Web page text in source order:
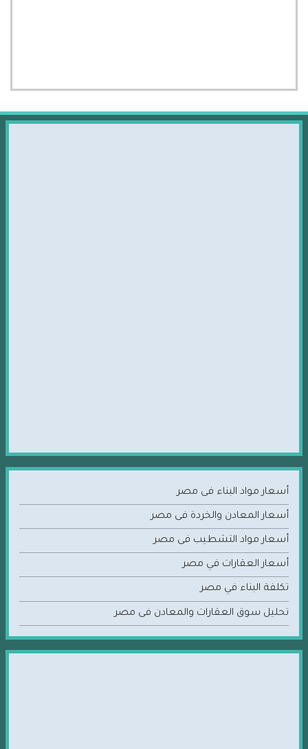
أسعار مواد البناء فى مصر
أسعار المعادن والخردة فى مصر
أسعار مواد التشطيب فى مصر
أسعار العقارات في مصر
تكلفة البناء في مصر
تحليل سوق العقارات والمعادن فى مصر